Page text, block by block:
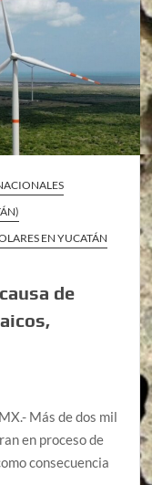
EN YUCATÁN
de
Más de dos mil
en proceso de
consecuencia